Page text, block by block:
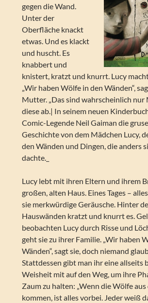
gegen die Wand.
Unter der
Oberfläche knackt
etwas. Und es klackt
und huscht. Es
knabbert und
knistert, kratzt und knurrt. Lucy
„Wir haben Wölfe in den Wänden“,
Mutter. „Das sind wahrscheinlich nur
diese ab.| In seinem neuen
Comic-Legende Neil Gaiman die
Geschichte von dem Mädchen Lucy,
den Wänden und Dingen, die anders
dachte._
Lucy lebt mit ihren Eltern und ihrem
großen, alten Haus. Eines Tages –
sie merkwürdige Geräusche. Hinter
Hauswänden kratzt und knurrt es.
beobachten Lucy durch Risse und
geht sie zu ihrer Familie. „Wir haben
Wänden“, sagt sie, doch niemand
Stattdessen gibt man ihr eine allseits
Weisheit mit auf den Weg, um ihre
Zaum zu halten: „Wenn die Wölfe
kommen, ist alles vorbei. Jeder weiß